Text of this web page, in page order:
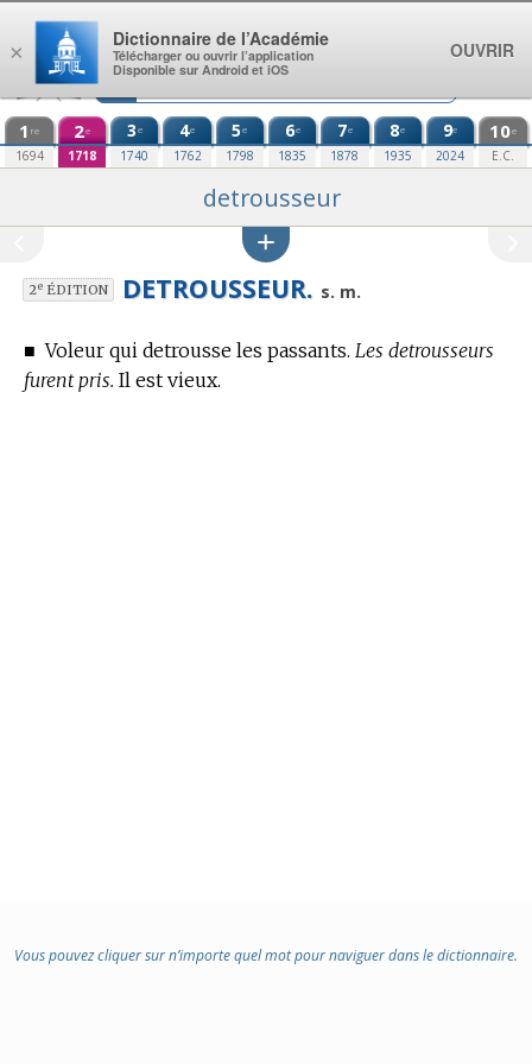
Aller au contenu
1 re
1694
2e
1718
3e
1740
4e
1762
5e
1798
6e
1835
7e
1878
8e
1935
9e
2024
10e
E.C.
detrousseur
2eÉDITION DETROUSSEUR. s. m.
■Voleur qui detrousse les passants. Les detrousseurs
furent pris. Il est vieux.
Vous pouvez cliquer sur n’importe quel mot pour naviguer dans le dictionnaire.
×
Dictionnaire de l’Académie
Télécharger ou ouvrir l’application
Disponible sur Android et iOS
OUVRIR